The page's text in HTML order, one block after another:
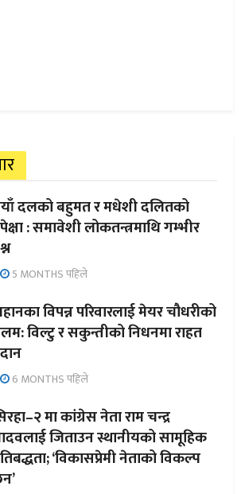
दलको बहुमत र मधेशी दलितको
: समावेशी लोकतन्त्रमाथि गम्भीर
5 MONTHS पहिले
विपन्न परिवारलाई मेयर चौधरीको
विल्टु र सकुन्तीको निधनमा राहत
6 MONTHS पहिले
मा कांग्रेस नेता राम चन्द्र
जिताउन स्थानीयको सामूहिक
‘विकासप्रेमी नेताको विकल्प